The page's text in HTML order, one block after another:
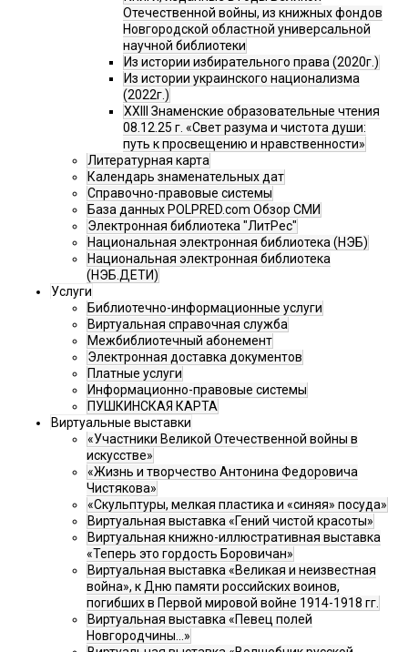
Отечественной войны, из книжных фондов
Новгородской областной универсальной
научной библиотеки
Из истории избирательного права (2020г.)
Из истории украинского национализма
(2022г.)
XXIII Знаменские образовательные чтения
08.12.25 г. «Свет разума и чистота души:
путь к просвещению и нравственности»
Литературная карта
Календарь знаменательных дат
Справочно-правовые системы
База данных POLPRED.com Обзор СМИ
Электронная библиотека "ЛитРес"
Национальная электронная библиотека (НЭБ)
Национальная электронная библиотека
(НЭБ.ДЕТИ)
Услуги
Библиотечно-информационные услуги
Виртуальная справочная служба
Межбиблиотечный абонемент
Электронная доставка документов
Платные услуги
Информационно-правовые системы
ПУШКИНСКАЯ КАРТА
Виртуальные выставки
«Участники Великой Отечественной войны в
искусстве»
«Жизнь и творчество Антонина Федоровича
Чистякова»
«Скульптуры, мелкая пластика и «синяя» посуда»
Виртуальная выставка «Гений чистой красоты»
Виртуальная книжно-иллюстративная выставка
«Теперь это гордость Боровичан»
Виртуальная выставка «Великая и неизвестная
война», к Дню памяти российских воинов,
погибших в Первой мировой войне 1914-1918 гг.
Виртуальная выставка «Певец полей
Новгородчины…»